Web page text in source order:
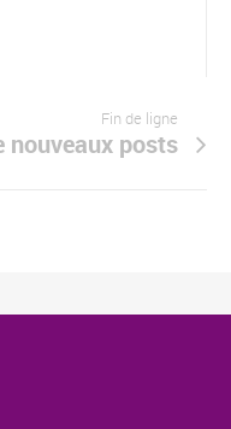
Fin de ligne
nouveaux posts